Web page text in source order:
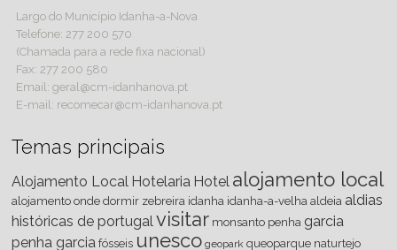
Largo do Município Idanha-a-Nova
Telefone: 277 200 570
(Chamada para a rede fixa nacional)
Fax: 277 200 580
Email: geral@cm-idanhanova.pt
E-mail: recomecar@cm-idanhanova.pt
Temas principais
Alojamento Local Hotelaria Hotel alojamento local
alojamento onde dormir zebreira idanha idanha-a-velha aldeia aldias
históricas de portugalvisitar monsanto penha garcia
penha garcia fósseis unesco geopark queoparque naturtejo